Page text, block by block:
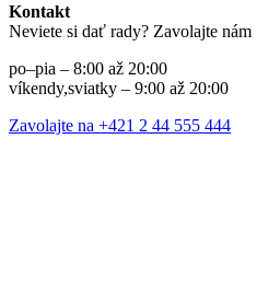
Kontakt
Neviete si dať rady? Zavolajte nám
po–pia – 8:00 až 20:00
víkendy,sviatky – 9:00 až 20:00
Zavolajte na +421 2 44 555 444